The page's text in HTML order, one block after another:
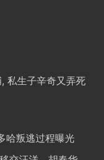
私生子辛奇又弄死
哈叛逃过程曝光